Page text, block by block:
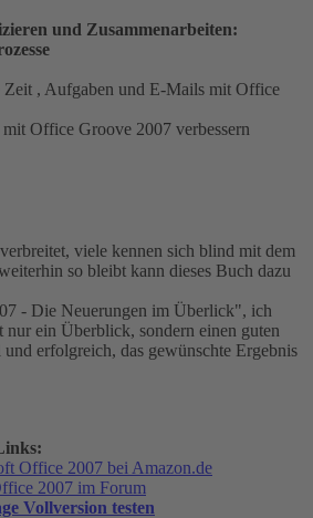
und Zusammenarbeiten:
Zeit , Aufgaben und E-Mails mit Office
Office Groove 2007 verbessern
viele kennen sich blind mit dem
so bleibt kann dieses Buch dazu
- Die Neuerungen im Überlick", ich
nur ein Überblick, sondern einen guten
erfolgreich, das gewünschte Ergebnis
Office 2007 bei Amazon.de
2007 im Forum
Vollversion testen